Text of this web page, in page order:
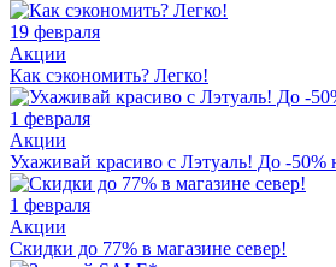
19 февраля
Акции
Как сэкономить? Легко!
1 февраля
Акции
Ухаживай красиво с Лэтуаль! До -50%
1 февраля
Акции
Скидки до 77% в магазине север!